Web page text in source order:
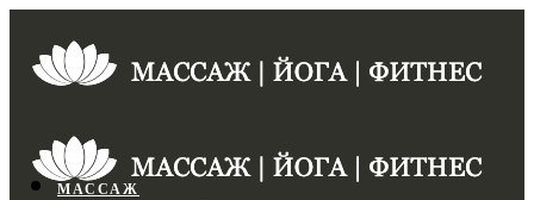
МАССАЖ